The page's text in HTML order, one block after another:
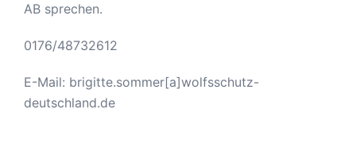
AB sprechen.
0176/48732612
E-Mail: brigitte.sommer[a]wolfsschutz-
deutschland.de